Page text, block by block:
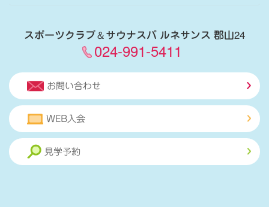
スポーツクラブ＆サウナスパ ルネサンス 郡山24
024-991-5411
お問い合わせ
WEB入会
見学予約